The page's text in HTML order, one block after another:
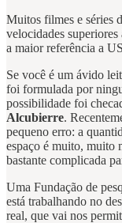
Muitos filmes e séries
velocidades
a maior referência a
Se você é um ávido
foi formulada por
possibilidade foi
Alcubierre.
pequeno erro: a
espaço é muito, muito
bastante complicada
Uma Fundação de
está trabalhando no
real, que vai nos